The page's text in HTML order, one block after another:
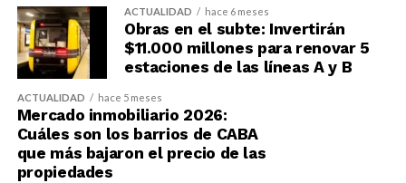
ACTUALIDAD hace 6 meses
Obras en el subte: Invertirán
$11.000 millones para renovar 5
estaciones de las líneas A y B
ACTUALIDAD hace 5 meses
Mercado inmobiliario 2026:
Cuáles son los barrios de CABA
que más bajaron el precio de las
propiedades